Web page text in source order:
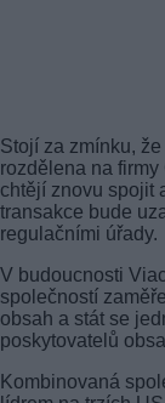
Stojí za zmínku,
rozdělena na
chtějí znovu spojit
transakce bude
regulačními úřady.
V budoucnosti
společností
obsah a stát se
poskytovatelů
Kombinovaná